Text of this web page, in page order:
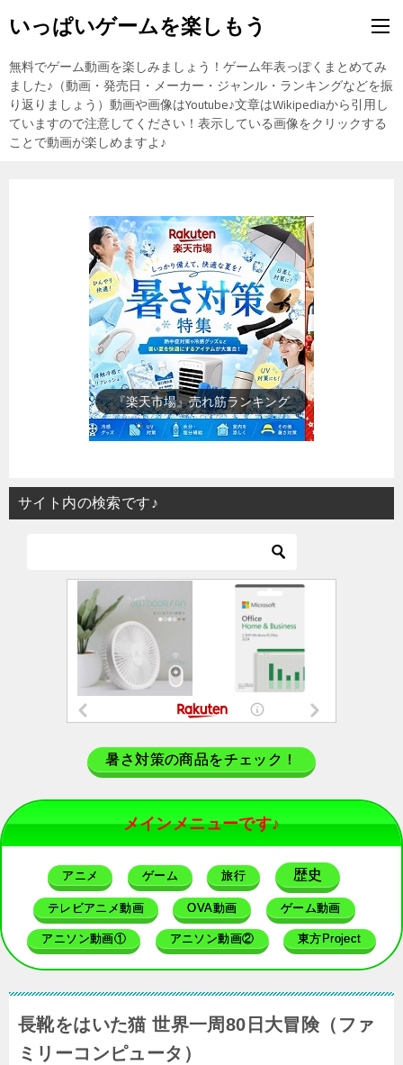
いっぱいゲームを楽しもう
無料でゲーム動画を楽しみましょう！ゲーム年表っぽくまとめてみ
ました♪（動画・発売日・メーカー・ジャンル・ランキングなどを振
り返りましょう）動画や画像はYoutube♪文章はWikipediaから引用し
ていますので注意してください！表示している画像をクリックする
ことで動画が楽しめますよ♪
『楽天市場』売れ筋ランキング
サイト内の検索です♪
暑さ対策の商品をチェック！
メインメニューです♪
アニメ ゲーム 旅行 歴史
テレビアニメ動画 OVA動画 ゲーム動画
アニソン動画① アニソン動画② 東方Project
長靴をはいた猫 世界一周80日大冒険（ファ
ミリーコンピュータ）